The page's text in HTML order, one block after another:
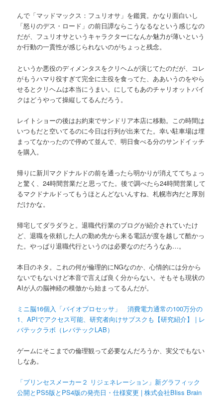
んで「マッドマックス：フュリオサ」を鑑賞。かなり面白いし
「怒りのデス・ロード」の前日譚ならこうなるなという感じなの
だが、フュリオサというキャラクターになんか魅力が薄いという
か行動の一貫性が感じられないのがちょっと残念。
というか悪役のディメンタスをクリヘムが演じてたのだが、コレ
がもうハマり役すぎて完全に主役を食ってた、ああいうのをやら
せるとクリヘムは本当にうまい。にしてもあのチャリオットバイ
クはどうやって操縦してるんだろう。
レイトショーの後はお約束でサンドリア本店に移動。この時間は
いつもだと空いてるのに今日は行列が出来てた。幸い駐車場は埋
まってなかったので停めて並んで、明日食べる分のサンドイッチ
を購入。
帰りに新川マクドナルドの前を通ったら明かりが消えててちょっ
と驚く、24時間営業だと思ってた。後で調べたら24時間営業して
るマクドナルドってもうほとんどないんすね、札幌市内だと厚別
だけかな。
帰宅してダラダラと。退職代行業のブログが紹介されていたけ
ど、退職を依頼した人の勤め先から来る電話が度を越して酷かっ
た。やっぱり退職代行というのは必要なのだろうなあ…。
本日のネタ。これの何が倫理的にNGなのか、心情的には分から
ないでもないけど本音で言えば良く分からない。そもそも現状の
AIが人の脳神経の模倣から始まってるんだが。
ミニ脳16個入「バイオプロセッサ」 消費電力通常の100万分の
1、APIでアクセス可能、研究者向けサブスクも【研究紹介】 | レ
バテックラボ（レバテックLAB）
ゲームにそこまでの倫理観って必要なんだろうか、実父でもない
しなあ。
「プリンセスメーカー２ リジェネレーション」新グラフィック
公開とPS5版とPS4版の発売日・仕様変更 | 株式会社Bliss Brain